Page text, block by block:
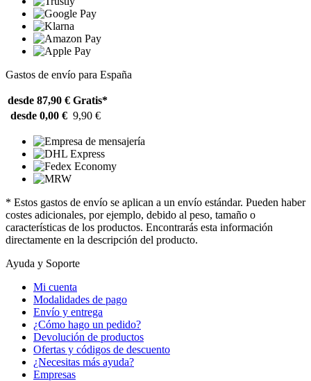
Gastos de envío para España
desde 87,90 € Gratis*
desde 0,00 € 9,90 €
* Estos gastos de envío se aplican a un envío estándar. Pueden haber
costes adicionales, por ejemplo, debido al peso, tamaño o
características de los productos. Encontrarás esta información
directamente en la descripción del producto.
Ayuda y Soporte
Mi cuenta
Modalidades de pago
Envío y entrega
¿Cómo hago un pedido?
Devolución de productos
Ofertas y códigos de descuento
¿Necesitas más ayuda?
Empresas